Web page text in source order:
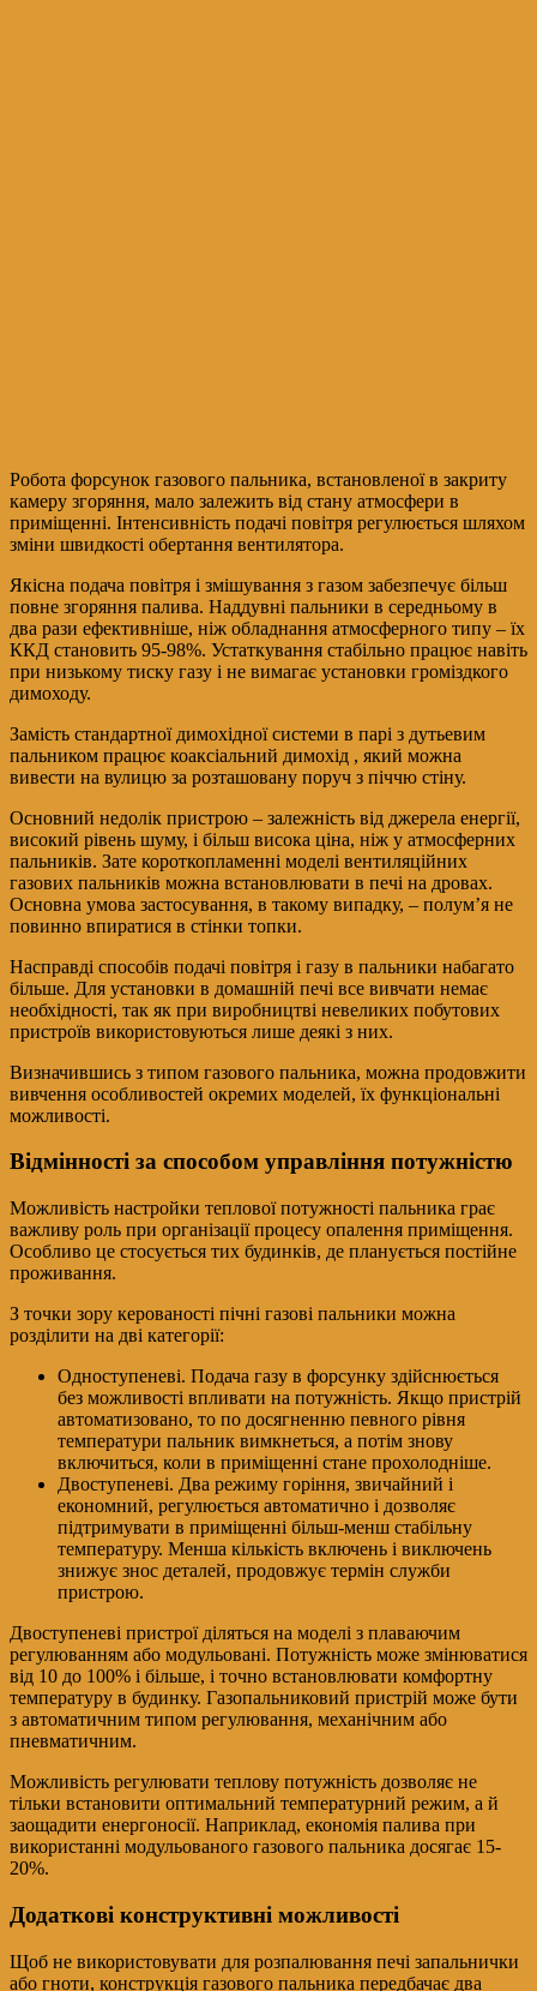
Робота форсунок газового пальника, встановленої в закриту
камеру згоряння, мало залежить від стану атмосфери в
приміщенні. Інтенсивність подачі повітря регулюється шляхом
зміни швидкості обертання вентилятора.
Якісна подача повітря і змішування з газом забезпечує більш
повне згоряння палива. Наддувні пальники в середньому в
два рази ефективніше, ніж обладнання атмосферного типу – їх
ККД становить 95-98%. Устаткування стабільно працює навіть
при низькому тиску газу і не вимагає установки громіздкого
димоходу.
Замість стандартної димохідної системи в парі з дутьевим
пальником працює коаксіальний димохід , який можна
вивести на вулицю за розташовану поруч з піччю стіну.
Основний недолік пристрою – залежність від джерела енергії,
високий рівень шуму, і більш висока ціна, ніж у атмосферних
пальників. Зате короткопламенні моделі вентиляційних
газових пальників можна встановлювати в печі на дровах.
Основна умова застосування, в такому випадку, – полум’я не
повинно впиратися в стінки топки.
Насправді способів подачі повітря і газу в пальники набагато
більше. Для установки в домашній печі все вивчати немає
необхідності, так як при виробництві невеликих побутових
пристроїв використовуються лише деякі з них.
Визначившись з типом газового пальника, можна продовжити
вивчення особливостей окремих моделей, їх функціональні
можливості.
Відмінності за способом управління потужністю
Можливість настройки теплової потужності пальника грає
важливу роль при організації процесу опалення приміщення.
Особливо це стосується тих будинків, де планується постійне
проживання.
З точки зору керованості пічні газові пальники можна
розділити на дві категорії:
Одноступеневі. Подача газу в форсунку здійснюється
без можливості впливати на потужність. Якщо пристрій
автоматизовано, то по досягненню певного рівня
температури пальник вимкнеться, а потім знову
включиться, коли в приміщенні стане прохолодніше.
Двоступеневі. Два режиму горіння, звичайний і
економний, регулюється автоматично і дозволяє
підтримувати в приміщенні більш-менш стабільну
температуру. Менша кількість включень і виключень
знижує знос деталей, продовжує термін служби
пристрою.
Двоступеневі пристрої діляться на моделі з плаваючим
регулюванням або модульовані. Потужність може змінюватися
від 10 до 100% і більше, і точно встановлювати комфортну
температуру в будинку. Газопальниковий пристрій може бути
з автоматичним типом регулювання, механічним або
пневматичним.
Можливість регулювати теплову потужність дозволяє не
тільки встановити оптимальний температурний режим, а й
заощадити енергоносії. Наприклад, економія палива при
використанні модульованого газового пальника досягає 15-
20%.
Додаткові конструктивні можливості
Щоб не використовувати для розпалювання печі запальнички
або гноти, конструкція газового пальника передбачає два